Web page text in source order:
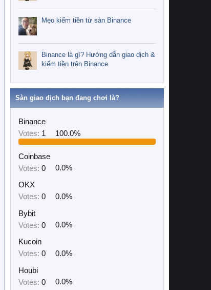
Mẹo kiếm tiền từ sàn Binance
Binance là gì? Hướng dẫn giao dịch &
kiếm tiền trên Binance
Sàn giao dịch bạn đang chơi là?
Binance
Votes: 1 100.0%
Coinbase
Votes: 0
0.0%
OKX
Votes: 0
0.0%
Bybit
Votes: 0
0.0%
Kucoin
Votes: 0
0.0%
Houbi
Votes: 0
0.0%